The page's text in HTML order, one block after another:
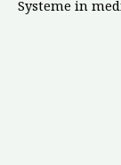
Systeme in